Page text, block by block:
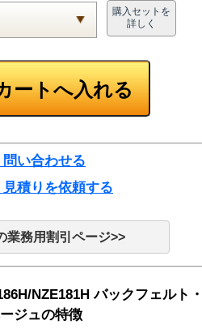
購入セットを
詳しく
問い合わせる
見積りを依頼する
業務用割引ページ>>
NZE181H バックフェルト
ジュの特徴